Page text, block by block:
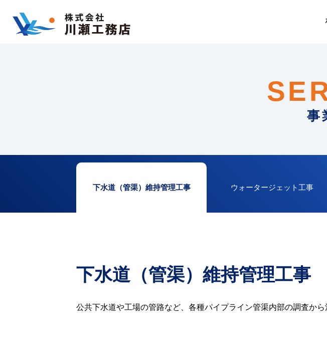
事
下水道（管渠） 維持管理工事 ウォータージェット 工事
下水道（管渠）維持管理工事
公共下水道や工場の管路など、各種パイプライン管渠内部の調査から